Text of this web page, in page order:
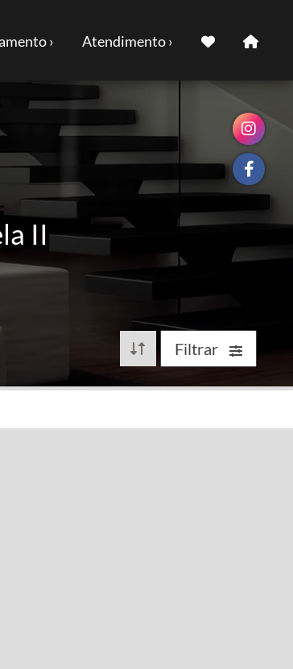
› Atendimento ›
II
Filtrar